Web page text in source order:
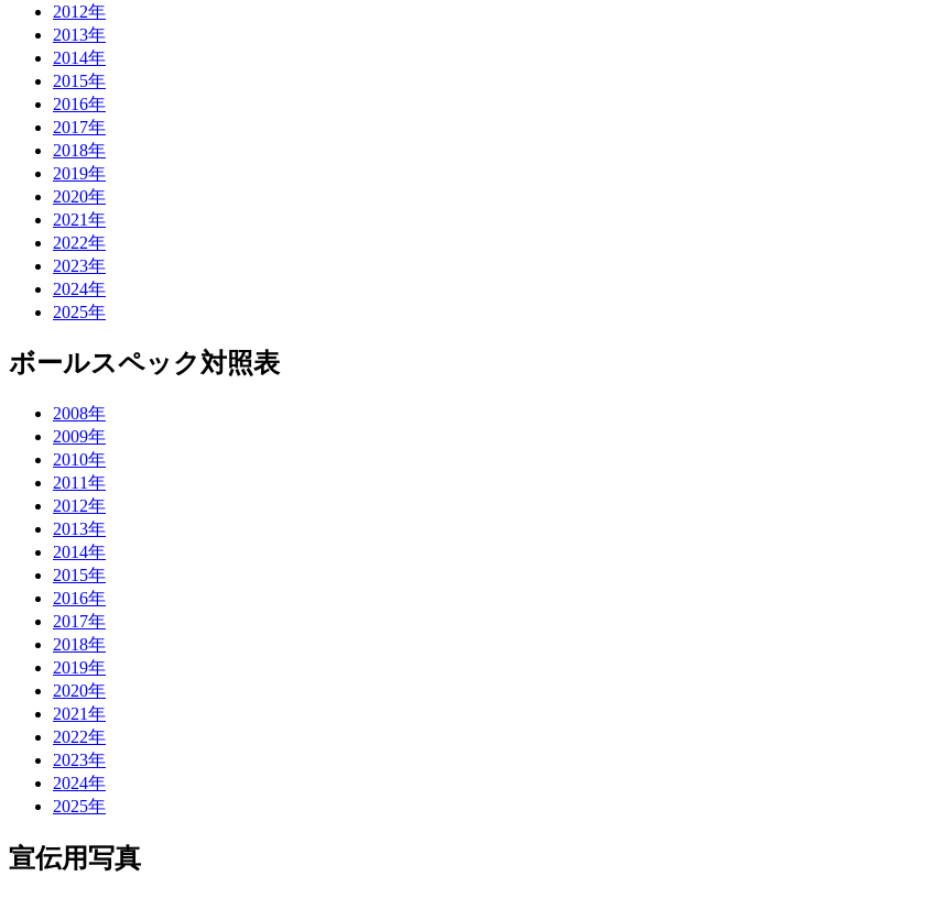
2012年
2013年
2014年
2015年
2016年
2017年
2018年
2019年
2020年
2021年
2022年
2023年
2024年
2025年
ボールスペック対照表
2008年
2009年
2010年
2011年
2012年
2013年
2014年
2015年
2016年
2017年
2018年
2019年
2020年
2021年
2022年
2023年
2024年
2025年
宣伝用写真